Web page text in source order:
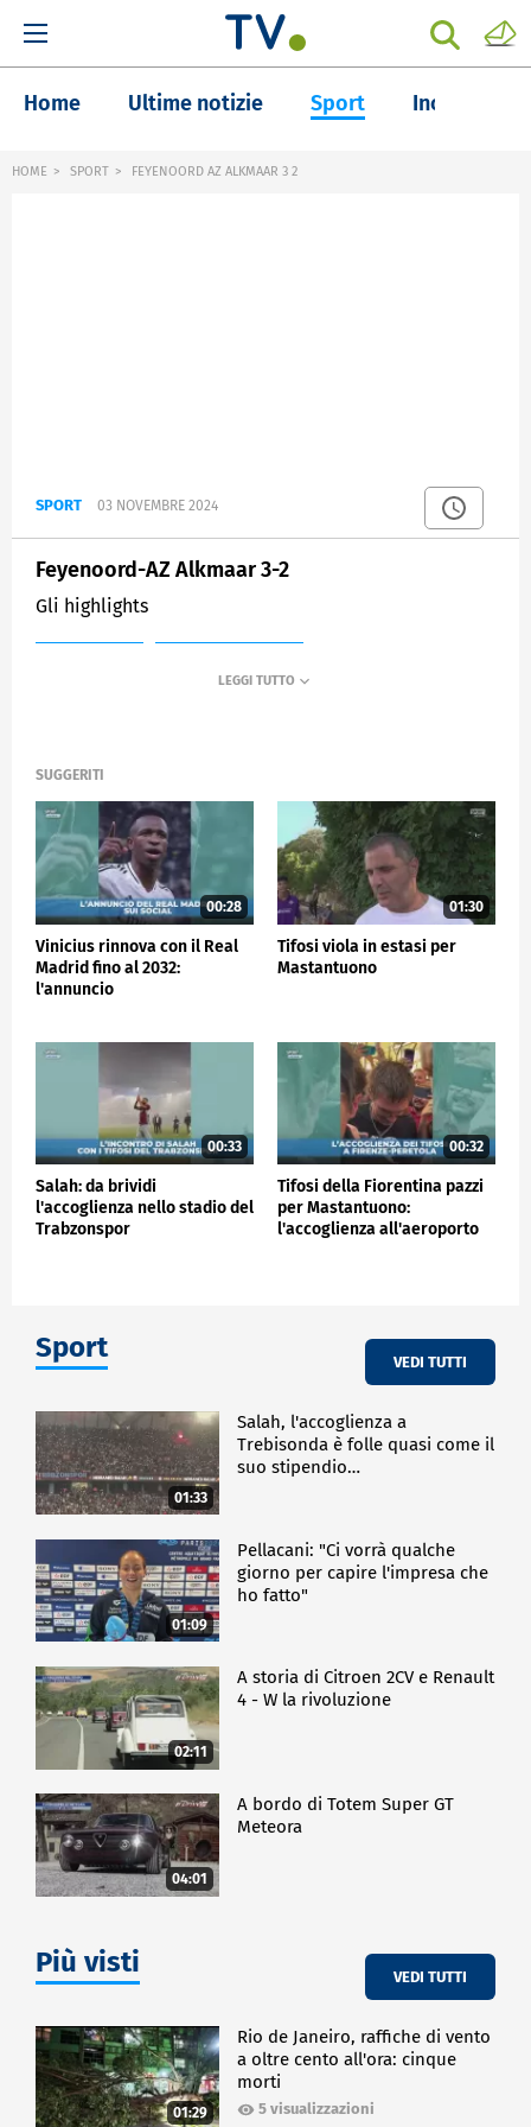
Home Ultime notizie Sport Inchieste
HOME SPORT FEYENOORD AZ ALKMAAR 3 2
SPORT 03 NOVEMBRE 2024
Feyenoord-AZ Alkmaar 3-2
Gli highlights
SUGGERITI
00:28
Vinicius rinnova con il Real
Madrid fino al 2032:
l'annuncio
01:30
Tifosi viola in estasi per
Mastantuono
00:33
Salah: da brividi
l'accoglienza nello stadio del
Trabzonspor
00:32
Tifosi della Fiorentina pazzi
per Mastantuono:
l'accoglienza all'aeroporto
Sport VEDI TUTTI
01:33
Salah, l'accoglienza a
Trebisonda è folle quasi come il
suo stipendio…
01:09
Pellacani: "Ci vorrà qualche
giorno per capire l'impresa che
ho fatto"
02:11
A storia di Citroen 2CV e Renault
4 - W la rivoluzione
04:01
A bordo di Totem Super GT
Meteora
Più visti VEDI TUTTI
01:29
Rio de Janeiro, raffiche di vento
a oltre cento all'ora: cinque
morti
5 visualizzazioni